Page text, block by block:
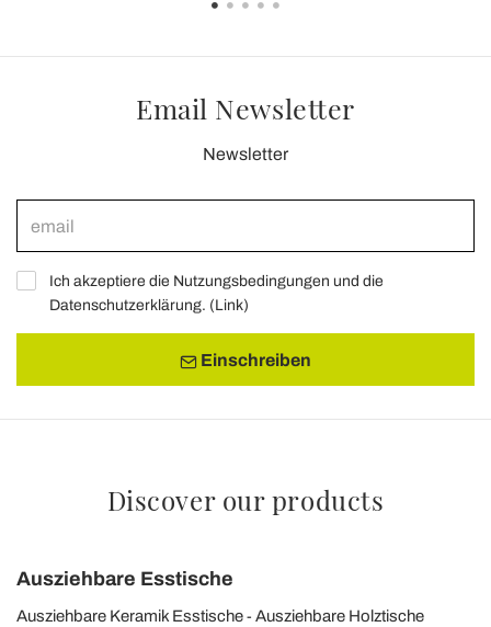
Email Newsletter
Newsletter
Ich akzeptiere die Nutzungsbedingungen und die
Datenschutzerklärung. (Link)
Einschreiben
Discover our products
Ausziehbare Esstische
Ausziehbare Keramik Esstische
Ausziehbare Holztische